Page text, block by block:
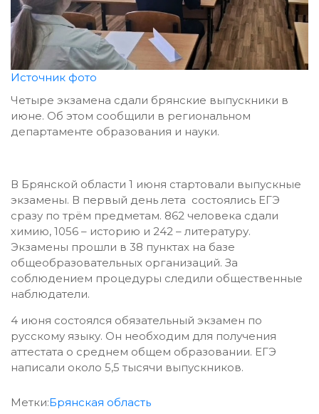
Источник фото
Четыре экзамена сдали брянские выпускники в
июне. Об этом сообщили в региональном
департаменте образования и науки.
В Брянской области 1 июня стартовали выпускные
экзамены. В первый день лета состоялись ЕГЭ
сразу по трём предметам. 862 человека сдали
химию, 1056 – историю и 242 – литературу.
Экзамены прошли в 38 пунктах на базе
общеобразовательных организаций. За
соблюдением процедуры следили общественные
наблюдатели.
4 июня состоялся обязательный экзамен по
русскому языку. Он необходим для получения
аттестата о среднем общем образовании. ЕГЭ
написали около 5,5 тысячи выпускников.
Метки:Брянская область